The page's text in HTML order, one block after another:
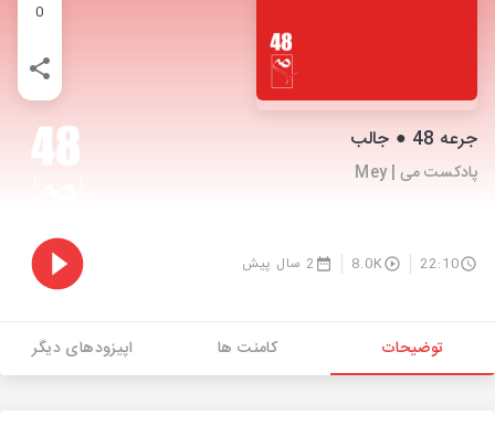
0
جرعه 48 ● جالب
پادکست می | Mey
22:10
8.0K 2 سال پیش
توضیحات کامنت ها اپیزودهای دیگر